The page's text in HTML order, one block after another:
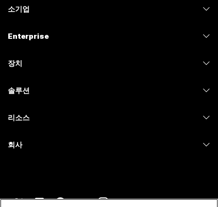
소기업
Enterprise
장치
솔루션
리소스
회사
영업팀에 문의